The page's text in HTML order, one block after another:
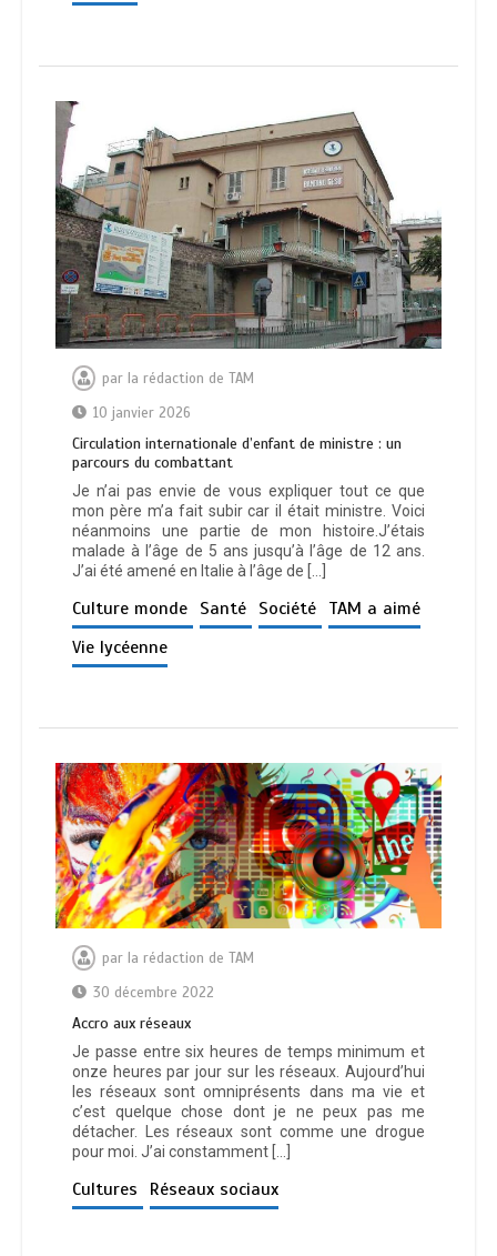
par la rédaction de TAM
10 janvier 2026
Circulation internationale d’enfant de ministre : un
parcours du combattant
Je n’ai pas envie de vous expliquer tout ce que
mon père m’a fait subir car il était ministre. Voici
néanmoins une partie de mon histoire.J’étais
malade à l’âge de 5 ans jusqu’à l’âge de 12 ans.
J’ai été amené en Italie à l’âge de […]
Culture monde Santé Société TAM a aimé
Vie lycéenne
par la rédaction de TAM
30 décembre 2022
Ассrо аuх réѕеаuх
Je passe entre six heures de temps minimum et
onze heures par jour sur les réseaux. Aujourd’hui
les réseaux sont omniprésents dans ma vie et
c’est quelque chose dont je ne peux pas me
détacher. Les réseaux sont comme une drogue
pour moi. J’ai constamment […]
Cultures Réseaux sociaux